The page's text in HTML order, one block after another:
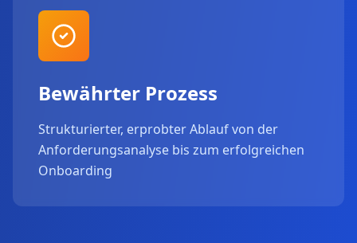
Bewährter Prozess
Strukturierter, erprobter Ablauf von der
Anforderungsanalyse bis zum erfolgreichen
Onboarding